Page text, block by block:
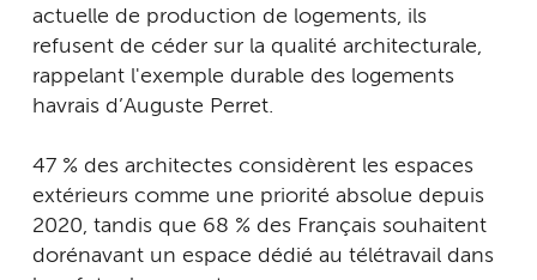
actuelle de production de logements, ils
refusent de céder sur la qualité architecturale,
rappelant l'exemple durable des logements
havrais d’Auguste Perret.
47 % des architectes considèrent les espaces
extérieurs comme une priorité absolue depuis
2020, tandis que 68 % des Français souhaitent
dorénavant un espace dédié au télétravail dans